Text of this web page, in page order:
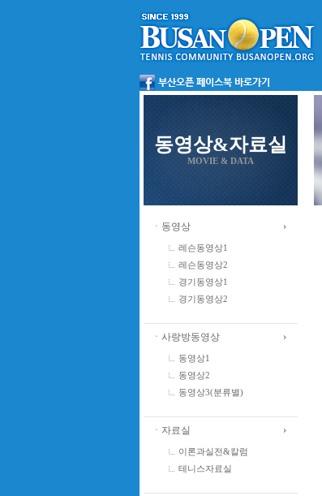
동영상&자료실
MOVIE & DATA
ㆍ동영상
레슨동영상1
레슨동영상2
경기동영상1
경기동영상2
ㆍ사랑방동영상
동영상1
동영상2
동영상3(분류별)
ㆍ자료실
이론과실전&칼럼
테니스자료실